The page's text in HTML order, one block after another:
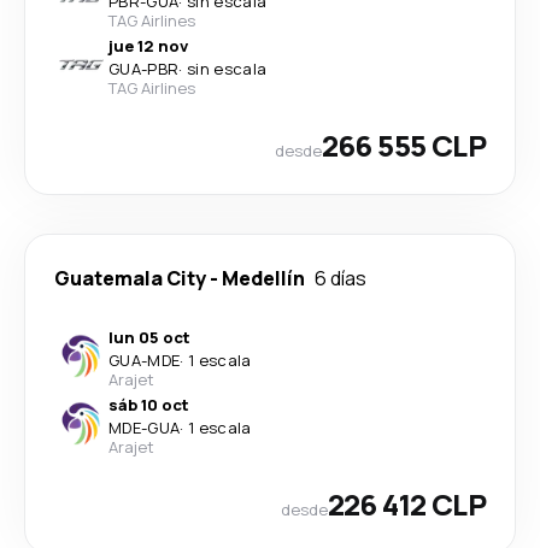
TAG Airlines
jue 12 nov
GUA-PBR· sin escala
TAG Airlines
desde266 555 CLP
Guatemala City- Medellín 6 días
lun 05 oct
GUA-MDE· 1 escala
Arajet
sáb 10 oct
MDE-GUA· 1 escala
Arajet
desde226 412 CLP